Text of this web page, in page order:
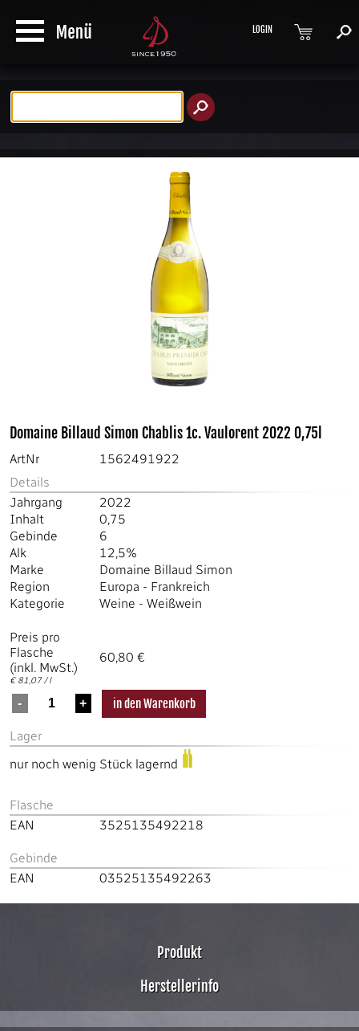
LOGIN
Domaine Billaud Simon Chablis 1c. Vaulorent 2022 0,75l
ArtNr
1562491922
Details
Jahrgang
2022
Inhalt
0,75
Gebinde
6
Alk
12,5%
Marke
Domaine Billaud Simon
Region
Europa - Frankreich
Kategorie
Weine - Weißwein
Preis pro
Flasche
(inkl. MwSt.)
€ 81,07 / l
60,80 €
Lager
nur noch wenig Stück lagernd
Flasche
EAN
3525135492218
Gebinde
EAN
03525135492263
Produkt
Herstellerinfo